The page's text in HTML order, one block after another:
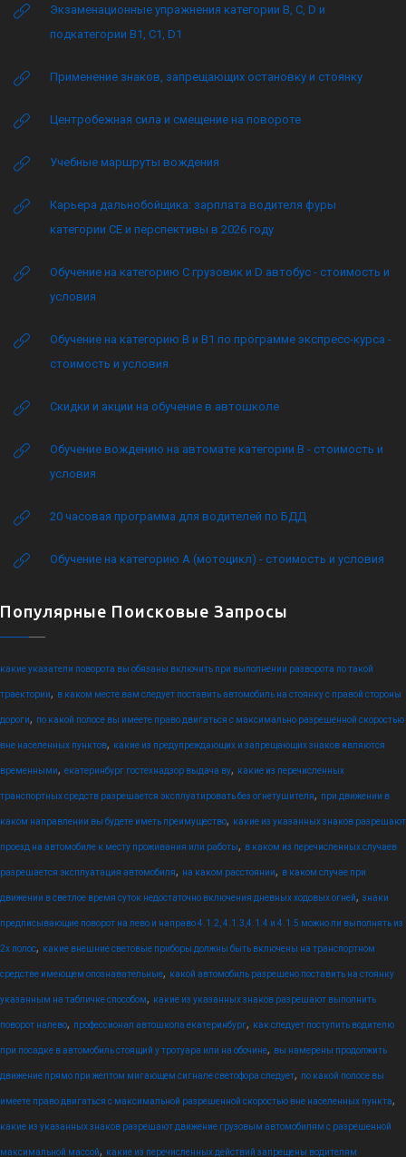
Экзаменационные упражнения категории B, C, D и
подкатегории B1, C1, D1
Применение знаков, запрещающих остановку и стоянку
Центробежная сила и смещение на повороте
Учебные маршруты вождения
Карьера дальнобойщика: зарплата водителя фуры
категории CE и перспективы в 2026 году
Обучение на категорию C грузовик и D автобус - стоимость и
условия
Обучение на категорию B и B1 по программе экспресс-курса -
стоимость и условия
Скидки и акции на обучение в автошколе
Обучение вождению на автомате категории B - стоимость и
условия
20 часовая программа для водителей по БДД
Обучение на категорию А (мотоцикл) - стоимость и условия
Популярные Поисковые Запросы
какие указатели поворота вы обязаны включить при выполнении разворота по такой
траектории, в каком месте вам следует поставить автомобиль на стоянку с правой стороны
дороги, по какой полосе вы имеете право двигаться с максимально разрешенной скоростью
вне населенных пунктов, какие из предупреждающих и запрещающих знаков являются
временными, екатеринбург гостехнадзор выдача ву, какие из перечисленных
транспортных средств разрешается эксплуатировать без огнетушителя, при движении в
каком направлении вы будете иметь преимущество, какие из указанных знаков разрешают
проезд на автомобиле к месту проживания или работы, в каком из перечисленных случаев
разрешается эксплуатация автомобиля, на каком расстоянии, в каком случае при
движении в светлое время суток недостаточно включения дневных ходовых огней, знаки
предписывающие поворот на лево и направо 4.1.2, 4.1.3,4.1.4 и 4.1.5 можно ли выполнять из
2х полос, какие внешние световые приборы должны быть включены на транспортном
средстве имеющем опознавательные, какой автомобиль разрешено поставить на стоянку
указанным на табличке способом, какие из указанных знаков разрешают выполнить
поворот налево, профессионал автошкола екатеринбург, как следует поступить водителю
при посадке в автомобиль стоящий у тротуара или на обочине, вы намерены продолжить
движение прямо при желтом мигающем сигнале светофора следует, по какой полосе вы
имеете право двигаться с максимальной разрешенной скоростью вне населенных пункта,
какие из указанных знаков разрешают движение грузовым автомобилям с разрешенной
максимальной массой, какие из перечисленных действий запрещены водителям